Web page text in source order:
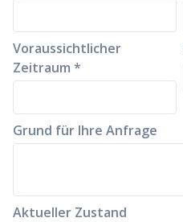
Voraussichtlicher
Zeitraum *
Grund für Ihre Anfrage
Aktueller Zustand